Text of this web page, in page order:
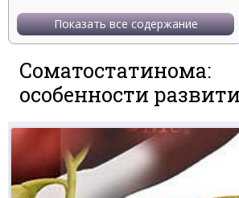
Показать все содержание
Соматостатинома:
особенности